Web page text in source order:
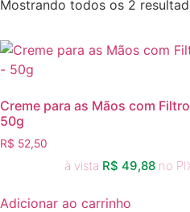
Mostrando todos os 2
Creme para as Mãos com
50g
R$ 52,50
à vista R$ 49,88 no
Adicionar ao carrinho